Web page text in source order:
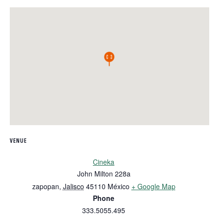
VENUE
Cineka
John Milton 228a
zapopan, Jalisco 45110 México + Google Map
Phone
333.5055.495